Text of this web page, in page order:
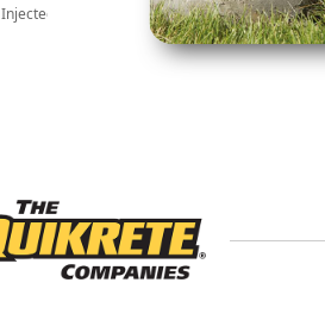
Injectec-R Mélange à béton